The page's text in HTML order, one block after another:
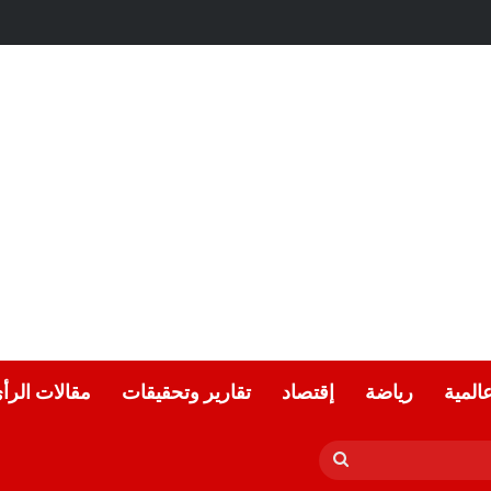
رياضة إقتصاد تقارير وتحقيقات مقالات
بحث